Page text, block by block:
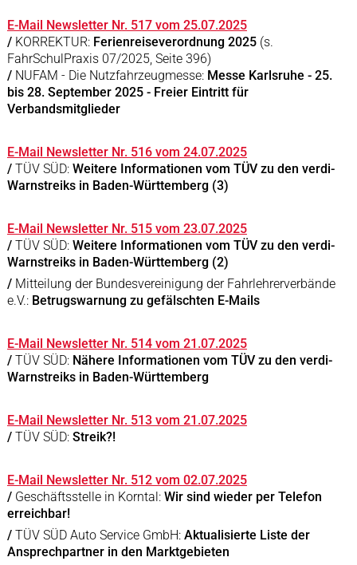
E-Mail Newsletter Nr. 517 vom 25.07.2025
/ KORREKTUR:Ferienreiseverordnung 2025 (s.
FahrSchulPraxis 07/2025, Seite 396)
/ NUFAM - Die Nutzfahrzeugmesse: Messe Karlsruhe - 25.
bis 28. September 2025 - Freier Eintritt für
Verbandsmitglieder
E-Mail Newsletter Nr. 516 vom 24.07.2025
/ TÜV SÜD: Weitere Informationen vom TÜV zu den verdi-
Warnstreiks in Baden-Württemberg (3)
E-Mail Newsletter Nr. 515 vom 23.07.2025
/ TÜV SÜD: Weitere Informationen vom TÜV zu den verdi-
Warnstreiks in Baden-Württemberg (2)
/ Mitteilung der Bundesvereinigung der Fahrlehrerverbände
e.V.:Betrugswarnung zu gefälschten E-Mails
E-Mail Newsletter Nr. 514 vom 21.07.2025
/ TÜV SÜD: Nähere Informationen vom TÜV zu den verdi-
Warnstreiks in Baden-Württemberg
E-Mail Newsletter Nr. 513 vom 21.07.2025
/ TÜV SÜD: Streik?!
E-Mail Newsletter Nr. 512 vom 02.07.2025
/ Geschäftsstelle in Korntal: Wir sind wieder per Telefon
erreichbar!
/ TÜV SÜD Auto Service GmbH:Aktualisierte Liste der
Ansprechpartner in den Marktgebieten